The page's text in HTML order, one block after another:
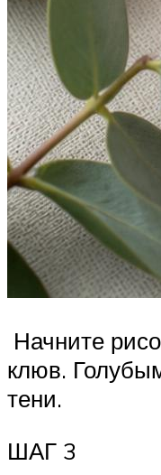
Начните
клюв.
тени.
ШАГ 3